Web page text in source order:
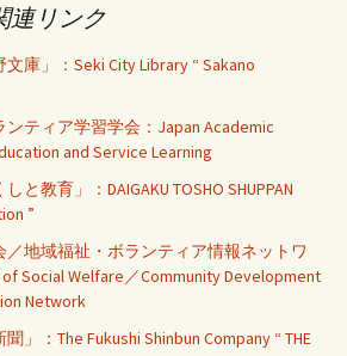
連リンク
庫」：Seki City Library “ Sakano
ティア学習学会：Japan Academic
and Service Learning
教育」：DAIGAKU TOSHO SHUPPAN
”
地域福祉・ボランティア情報ネットワ
Social Welfare／Community Development
Network
」：The Fukushi Shinbun Company “ THE